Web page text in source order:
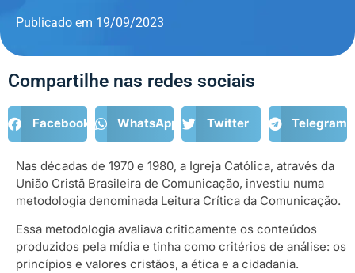
Publicado em 19/09/2023
Compartilhe nas redes sociais
Facebook WhatsApp Twitter Telegram
Nas décadas de 1970 e 1980, a Igreja Católica, através da
União Cristã Brasileira de Comunicação, investiu numa
metodologia denominada Leitura Crítica da Comunicação.
Essa metodologia avaliava criticamente os conteúdos
produzidos pela mídia e tinha como critérios de análise: os
princípios e valores cristãos, a ética e a cidadania.